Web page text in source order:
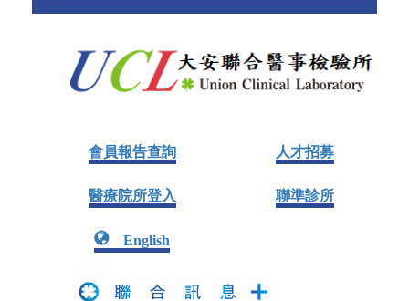
會員報告查詢 人才招募
醫療院所登入 聯準診所
English